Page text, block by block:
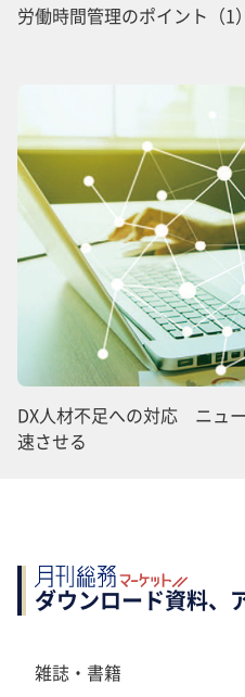
労働時間管理のポイント（
DX人材不足への対応 ニュ
速させる
ダウンロード資料、
雑誌・書籍